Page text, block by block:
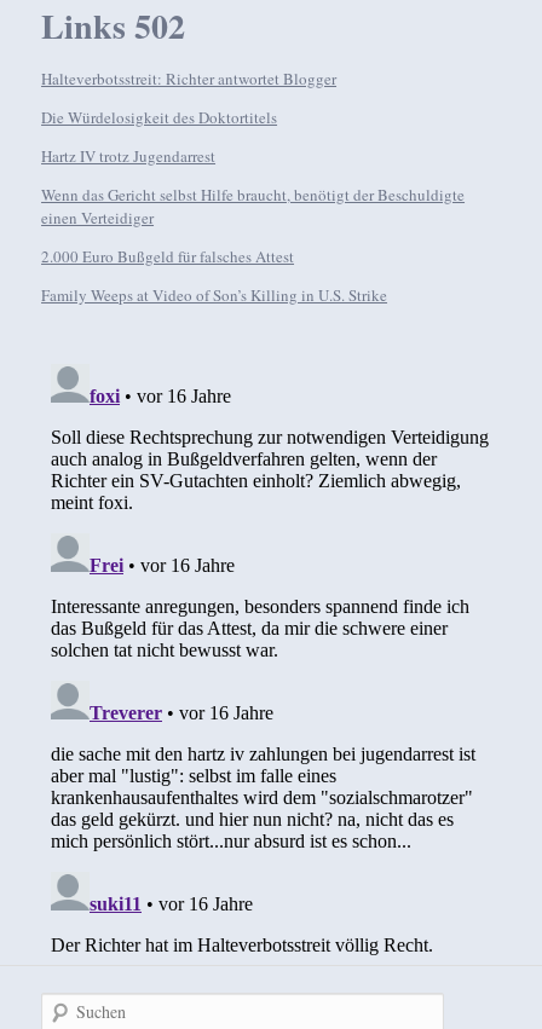
Links 502
Halteverbotsstreit: Richter antwortet Blogger
Die Würdelosigkeit des Doktortitels
Hartz IV trotz Jugendarrest
Wenn das Gericht selbst Hilfe braucht, benötigt der Beschuldigte
einen Verteidiger
2.000 Euro Bußgeld für falsches Attest
Family Weeps at Video of Son’s Killing in U.S. Strike
Suchen